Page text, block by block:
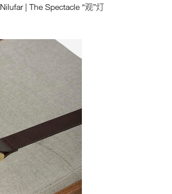
Nilufar | The Spectacle “观”灯